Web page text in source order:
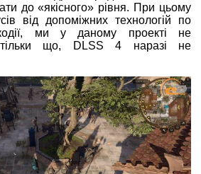
до «якісного» рівня. При цьому
від допоміжних технологій по
ми у даному проекті не
що, DLSS 4 наразі не